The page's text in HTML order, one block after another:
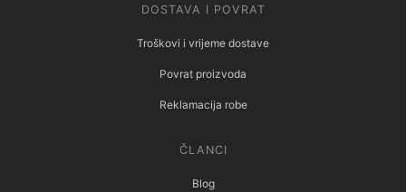
DOSTAVA I POVRAT
Troškovi i vrijeme dostave
Povrat proizvoda
Reklamacija robe
ČLANCI
Blog